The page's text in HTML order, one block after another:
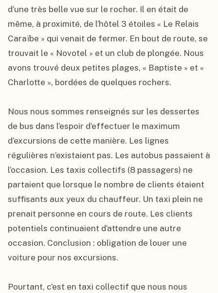
d’une très belle vue sur le rocher. Il en était de
même, à proximité, de l’hôtel 3 étoiles « Le Relais
Caraïbe » qui venait de fermer. En bout de route, se
trouvait le « Novotel » et un club de plongée. Nous
avons trouvé deux petites plages, « Baptiste » et «
Charlotte », bordées de quelques rochers.
Nous nous sommes renseignés sur les dessertes
de bus dans l’espoir d’effectuer le maximum
d’excursions de cette manière. Les lignes
régulières n’existaient pas. Les autobus passaient à
l’occasion. Les taxis collectifs (8 passagers) ne
partaient que lorsque le nombre de clients étaient
suffisants aux yeux du chauffeur. Un taxi plein ne
prenait personne en cours de route. Les clients
potentiels continuaient d’attendre une autre
occasion. Conclusion : obligation de louer une
voiture pour nos excursions.
Pourtant, c’est en taxi collectif que nous nous